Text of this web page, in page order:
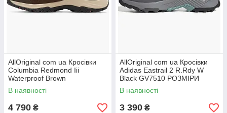
AllOriginal com ua Кросівки
Columbia Redmond Iii
Waterproof Brown
1940621231 РОЗМІРИ
ЗАПИТУЙТЕ
В наявності
4 790 ₴
AllOriginal com ua Кросівки
Adidas Eastrail 2 R.Rdy W
Black GV7510 РОЗМІРИ
ЗАПИТУЙТЕ
В наявності
3 390 ₴